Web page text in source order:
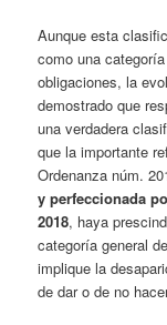
Aunque esta
como una
obligaciones, la
demostrado que
una verdadera
que la importante
Ordenanza núm.
y perfeccionada
2018, haya
categoría general
implique la
de dar o de no